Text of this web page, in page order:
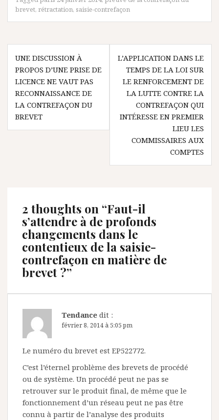
brevet, rétractation, saisie-contrefaçon
Navigation
de
l’article
UNE DISCUSSION À
PROPOS D’UNE PRISE DE
LICENCE NE VAUT PAS
RECONNAISSANCE DE
LA CONTREFAÇON DU
BREVET
L’APPLICATION DANS LE
TEMPS DE LA LOI SUR
LE RENFORCEMENT DE
LA LUTTE CONTRE LA
CONTREFAÇON QUI
INTÉRESSE EN PREMIER
LIEU LES
COMMISSAIRES AUX
COMPTES
2 thoughts on “Faut-il
s’attendre à de profonds
changements dans le
contentieux de la saisie-
contrefaçon en matière de
brevet ?”
Tendance dit :
février 8, 2014 à 5:05 pm
Le numéro du brevet est EP522772.
C’est l’éternel problème des brevets de procédé
ou de système. Un procédé peut ne pas se
retrouver sur le produit final, de même que le
fonctionnement d’un réseau peut ne pas être
connu à partir de l’analyse des produits